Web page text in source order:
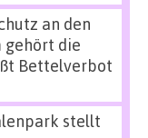
an den
gehört die
Bettelverbot
stellt